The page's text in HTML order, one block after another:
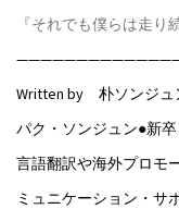
『それでも僕らは走り
Written by 朴ソンジュ
パク・ソンジュン●新
言語翻訳や海外プロモ
ミュニケーション・